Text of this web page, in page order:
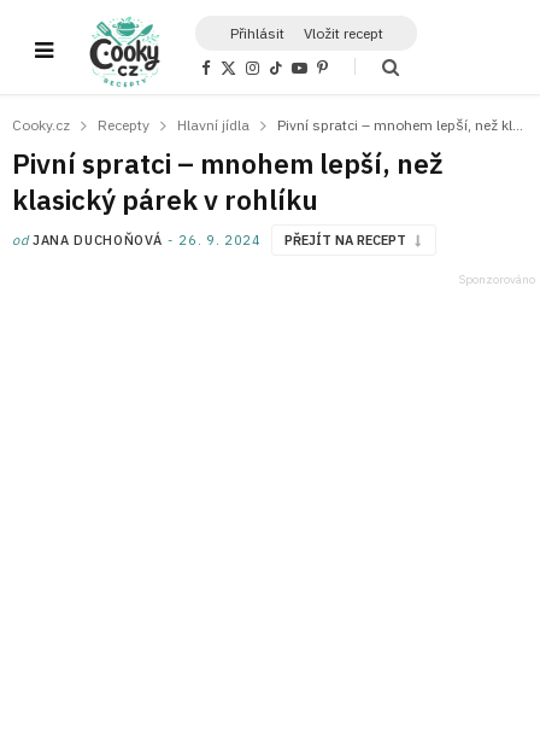
Přihlásit Vložit recept
F
b
o
k
X
i
t
e
r
)
I
a
r
a
m
T
o
Y
u
e
P
e
e
s
Cooky.cz Recepty Hlavní jídla
Pivní spratci – mnohem lepší, než
klasický párek v rohlíku
odJANA DUCHOŇOVÁ 26. 9. 2024 PŘEJÍT NA RECEPT